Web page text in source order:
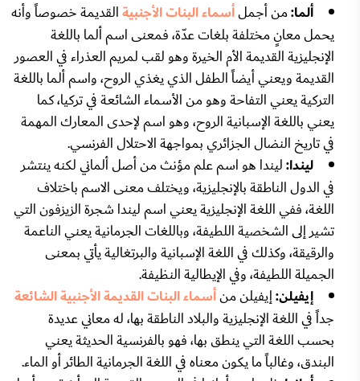
ألما:من أجملأسماء البنات الأجنبيةالقديمة خصوصاً وأنه
يحمل معانٍ مختلفة بلغات عدّة، فمعنى اسم ألما باللغة
الإنجليزية القديمة الأم الخيرة وهو لقب لمريم العذراء في العصور
القديمة ويعني أيضاً الطفل الذي يغذي الروح، واسم ألما باللغة
التركية يعني التفاحة وهو من الأسماء الشائعة في تركيا، كما
يعني باللغة الإسبانية الروح، وهو اسم لإحدى المعارك المهمة
في تاريخ النضال الجزائري بمواجهة الاحتلال الفرنسي.
ليندا:ليندا هو اسم علم مؤنث من أصل ألماني لكنه ينتشر
في الدول الناطقة بالإنجليزية، ويختلف معنى الاسم باختلاف
اللغة، ففي اللغة الإنجليزية يعني اسم ليندا شجرة الزيزفون التي
تشير إلى الشخصية اللطيفة، وباللغات الجرمانية يعني الناعمة
والرقيقة، وكذلك في اللغة الإسبانية والبرتغالية يأتي بمعنى
الجميلة اللطيفة، وفي الإيطالية النظيفة.
إيفيلن:إيفيلن منأسماء البنات القديمة الأجنبية الشائعة
جداً في اللغة الإنجليزية والبلاد الناطقة بها، له معاني عديدة
بحسب اللغة التي ينطق بها، فهو بالفرنسية الحديثة يعني
البندق، وغالباً ما يكون معناه في اللغة الجرمانية الطائر أو الماء.